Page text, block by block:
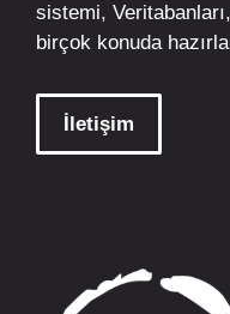
sistemi,
birçok konuda
İletişim